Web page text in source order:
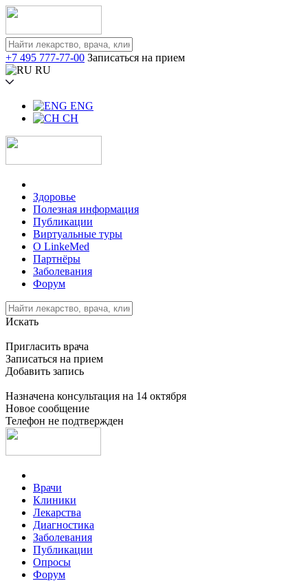
+7 495 777-77-00 Записаться на прием
RU
ENG
CH
Здоровье
Полезная информация
Публикации
Виртуальные туры
О LinkeMed
Партнёры
Заболевания
Форум
Искать
Пригласить врача
Записаться на прием
Добавить запись
Назначена консультация на 14 октября
Новое сообщение
Телефон не подтвержден
Врачи
Клиники
Лекарства
Диагностика
Заболевания
Публикации
Опросы
Форум